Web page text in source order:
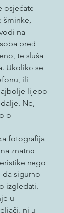
osjećate
šminke,
na
pred
te sluša
Ukoliko se
ili
lijepo
No,
o
znatno
nego
da sigurno
izgledati.
u
ni u